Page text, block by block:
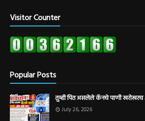
Visitor Counter
Popular Posts
तुम्ही पित असलेले कॅनचे पाणी
July 26, 2026